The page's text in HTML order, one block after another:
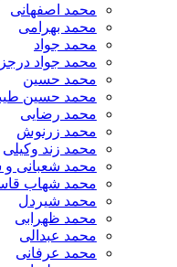
محمد اصفهانی
محمد بهرامی
محمد جواد
محمد جواد درجزی
محمد حسین
محمد حسین طیبی نیا
محمد رضایی
محمد زرنوش
محمد زند وکیلی
محمد شعبانی و سجاد
محمد شهاب قاسمی
​محمد شیردل
محمد ظهرابی
محمد عبدالی
محمد عرفانی